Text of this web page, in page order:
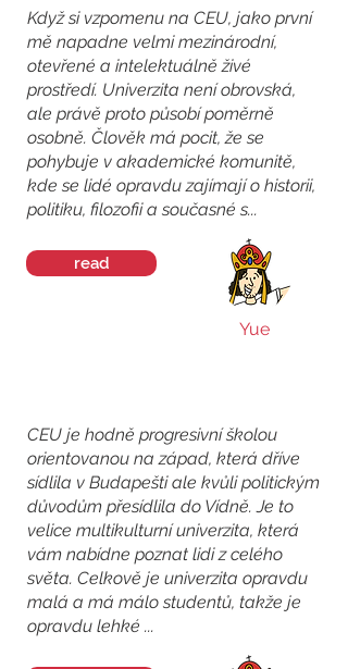
Když si vzpomenu na CEU, jako první
mě napadne velmi mezinárodní,
otevřené a intelektuálně živé
prostředí. Univerzita není obrovská,
ale právě proto působí poměrně
osobně. Člověk má pocit, že se
pohybuje v akademické komunitě,
kde se lidé opravdu zajímají o historii,
politiku, filozofii a současné s...
read
Yue
CEU je hodně progresivní školou
orientovanou na západ, která dříve
sídlila v Budapešti ale kvůli politickým
důvodům přesídlila do Vídně. Je to
velice multikulturní univerzita, která
vám nabídne poznat lidi z celého
světa. Celkově je univerzita opravdu
malá a má málo studentů, takže je
opravdu lehké ...